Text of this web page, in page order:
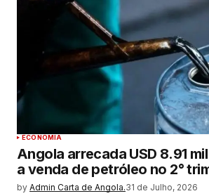
ECONOMIA
Angola arrecada USD 8.91
a venda de petróleo no 2°
by Admin Carta de Angola.31 de Julho, 2026